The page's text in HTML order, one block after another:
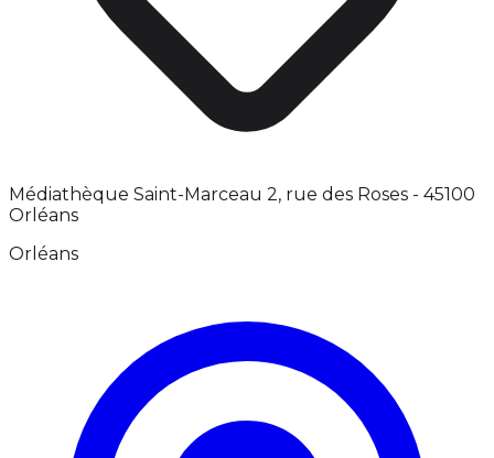
Médiathèque Saint-Marceau 2, rue des Roses - 45100
Orléans
Orléans